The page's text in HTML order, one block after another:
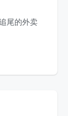
尾的外卖